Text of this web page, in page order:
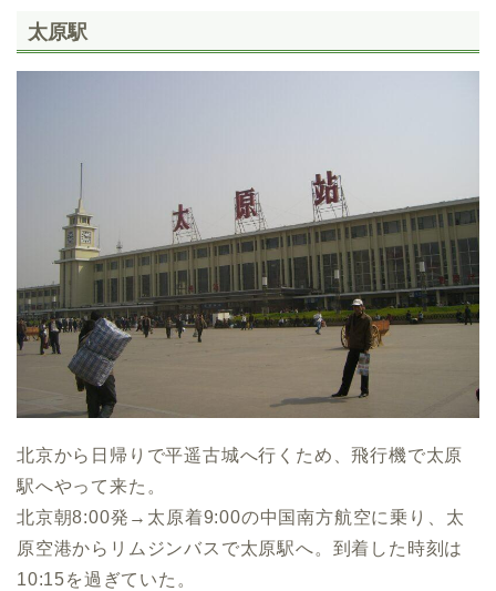
太原駅
北京から日帰りで平遥古城へ行くため、飛行機で太原
駅へやって来た。
北京朝8:00発→太原着9:00の中国南方航空に乗り、太
原空港からリムジンバスで太原駅へ。到着した時刻は
10:15を過ぎていた。